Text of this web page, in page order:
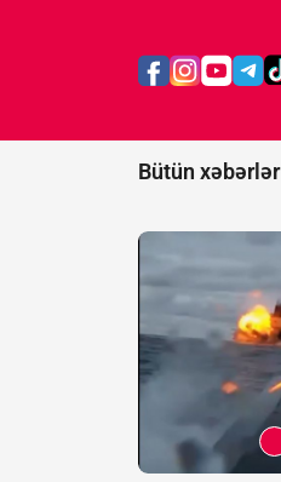
Bütün xəbərlər
daha 12
edildi